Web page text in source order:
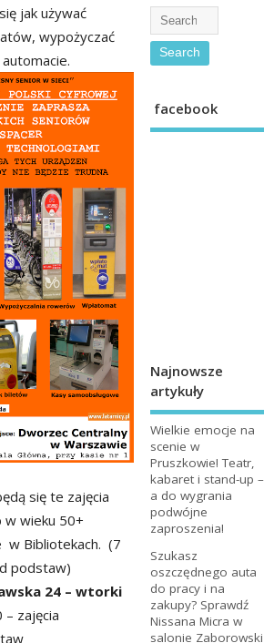
jak używać
wypożyczać
się te zajęcia
wieku 50+
w Bibliotekach. (7
podstaw)
24 – wtorki
zajęcia
facebook
Najnowsze
artykuły
Wielkie emocje na
scenie w
Pruszkowie! Teatr,
kabaret i stand-up –
a do wygrania
podwójne
zaproszenia!
Szukasz
oszczędnego auta
do pracy i na
zakupy? Sprawdź
Nissana Micra w
salonie Zaborowski